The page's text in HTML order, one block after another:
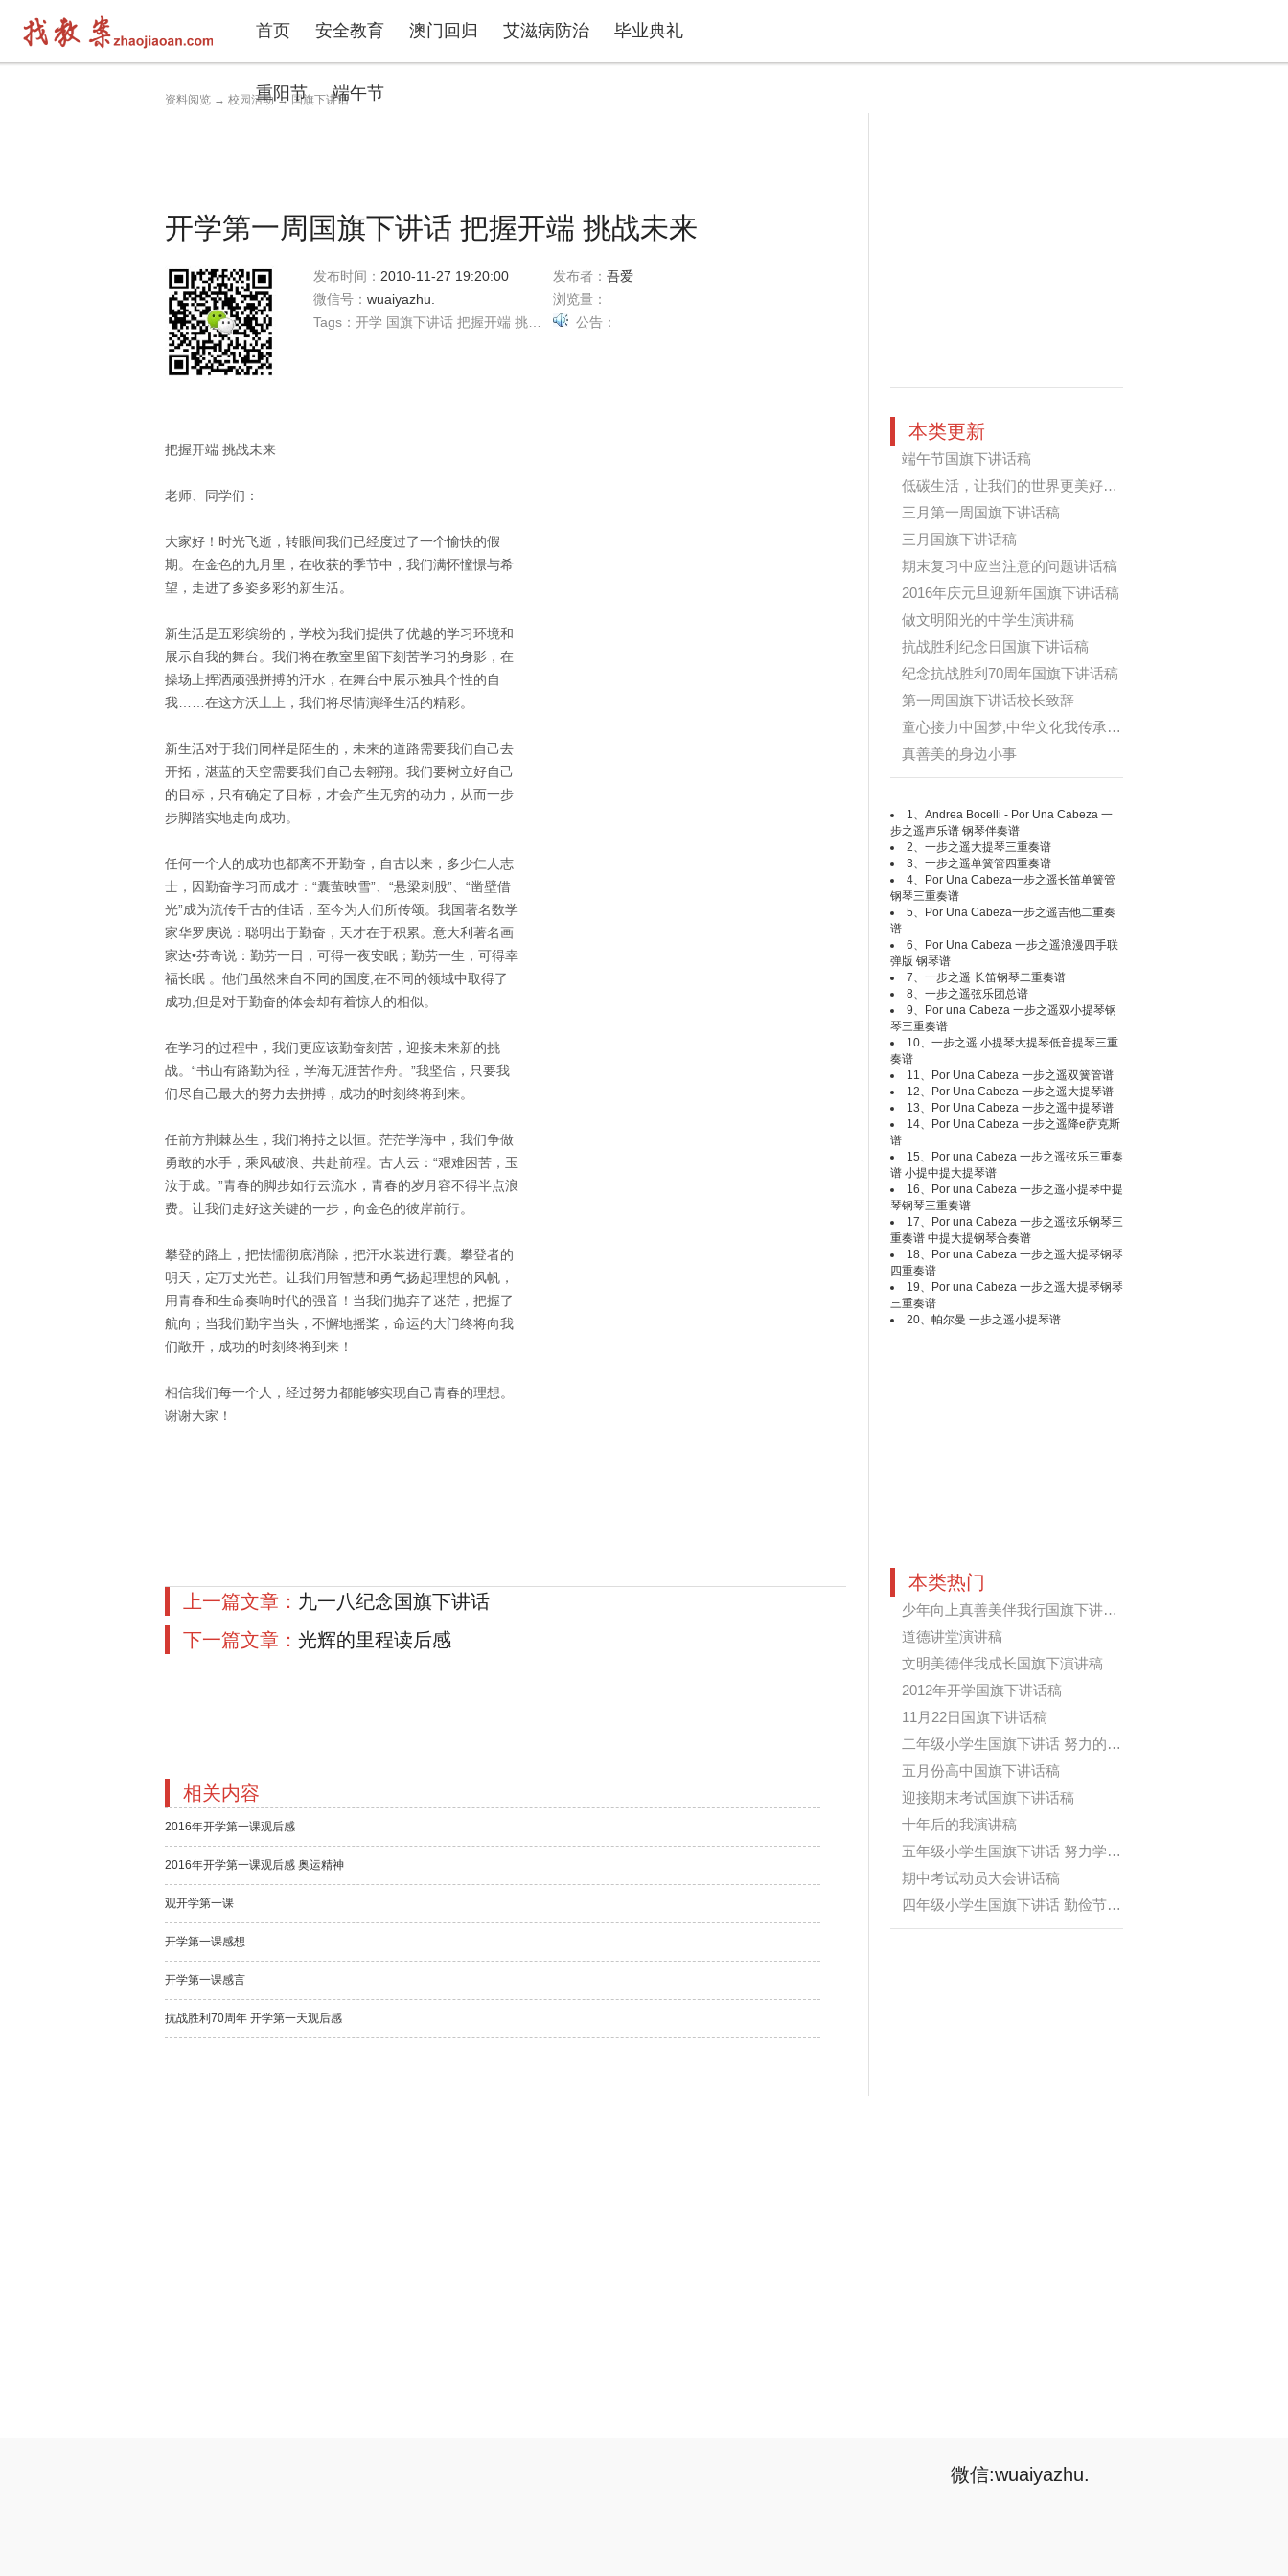
首页 安全教育 澳门回归 艾滋病防治 毕业典礼
重阳节 端午节
资料阅览 → 校园活动→ 国旗下讲话
开学第一周国旗下讲话 把握开端 挑战未来
发布时间： 2010-11-27 19:20:00 发布者： 吾爱
微信号： wuaiyazhu.
浏览量：
Tags： 开学 国旗下讲话 把握开端 挑战未来 公告：
把握开端 挑战未来
老师、同学们：
大家好！时光飞逝，转眼间我们已经度过了一个愉快的假
期。在金色的九月里，在收获的季节中，我们满怀憧憬与希
望，走进了多姿多彩的新生活。
新生活是五彩缤纷的，学校为我们提供了优越的学习环境和
展示自我的舞台。我们将在教室里留下刻苦学习的身影，在
操场上挥洒顽强拼搏的汗水，在舞台中展示独具个性的自
我……在这方沃土上，我们将尽情演绎生活的精彩。
新生活对于我们同样是陌生的，未来的道路需要我们自己去
开拓，湛蓝的天空需要我们自己去翱翔。我们要树立好自己
的目标，只有确定了目标，才会产生无穷的动力，从而一步
步脚踏实地走向成功。
任何一个人的成功也都离不开勤奋，自古以来，多少仁人志
士，因勤奋学习而成才：“囊萤映雪”、“悬梁刺股”、“凿壁借
光”成为流传千古的佳话，至今为人们所传颂。我国著名数学
家华罗庚说：聪明出于勤奋，天才在于积累。意大利著名画
家达•芬奇说：勤劳一日，可得一夜安眠；勤劳一生，可得幸
福长眠 。他们虽然来自不同的国度,在不同的领域中取得了
成功,但是对于勤奋的体会却有着惊人的相似。
在学习的过程中，我们更应该勤奋刻苦，迎接未来新的挑
战。“书山有路勤为径，学海无涯苦作舟。”我坚信，只要我
们尽自己最大的努力去拼搏，成功的时刻终将到来。
任前方荆棘丛生，我们将持之以恒。茫茫学海中，我们争做
勇敢的水手，乘风破浪、共赴前程。古人云：“艰难困苦，玉
汝于成。”青春的脚步如行云流水，青春的岁月容不得半点浪
费。让我们走好这关键的一步，向金色的彼岸前行。
攀登的路上，把怯懦彻底消除，把汗水装进行囊。攀登者的
明天，定万丈光芒。让我们用智慧和勇气扬起理想的风帆，
用青春和生命奏响时代的强音！当我们抛弃了迷茫，把握了
航向；当我们勤字当头，不懈地摇桨，命运的大门终将向我
们敞开，成功的时刻终将到来！
相信我们每一个人，经过努力都能够实现自己青春的理想。
谢谢大家！
上一篇文章： 九一八纪念国旗下讲话
下一篇文章： 光辉的里程读后感
相关内容
2016年开学第一课观后感
2016年开学第一课观后感 奥运精神
观开学第一课
开学第一课感想
开学第一课感言
抗战胜利70周年 开学第一天观后感
本类更新
端午节国旗下讲话稿
低碳生活，让我们的世界更美好国旗...
三月第一周国旗下讲话稿
三月国旗下讲话稿
期末复习中应当注意的问题讲话稿
2016年庆元旦迎新年国旗下讲话稿
做文明阳光的中学生演讲稿
抗战胜利纪念日国旗下讲话稿
纪念抗战胜利70周年国旗下讲话稿
第一周国旗下讲话校长致辞
童心接力中国梦,中华文化我传承国旗...
真善美的身边小事
1、 Andrea Bocelli - Por Una Cabeza 一
步之遥声乐谱 钢琴伴奏谱
2、 一步之遥大提琴三重奏谱
3、 一步之遥单簧管四重奏谱
4、
Por Una Cabeza一步之遥长笛单簧管
钢琴三重奏谱
5、
Por Una Cabeza一步之遥吉他二重奏
谱
6、
Por Una Cabeza 一步之遥浪漫四手联
弹版 钢琴谱
7、 一步之遥 长笛钢琴二重奏谱
8、 一步之遥弦乐团总谱
9、
Por una Cabeza 一步之遥双小提琴钢
琴三重奏谱
10、 一步之遥 小提琴大提琴低音提琴三重
奏谱
11、
Por Una Cabeza 一步之遥双簧管谱
12、
Por Una Cabeza 一步之遥大提琴谱
13、
Por Una Cabeza 一步之遥中提琴谱
14、
Por Una Cabeza 一步之遥降e萨克斯
谱
15、
Por una Cabeza 一步之遥弦乐三重奏
谱 小提中提大提琴谱
16、
Por una Cabeza 一步之遥小提琴中提
琴钢琴三重奏谱
17、
Por una Cabeza 一步之遥弦乐钢琴三
重奏谱 中提大提钢琴合奏谱
18、
Por una Cabeza 一步之遥大提琴钢琴
四重奏谱
19、
Por una Cabeza 一步之遥大提琴钢琴
三重奏谱
20、 帕尔曼 一步之遥小提琴谱
本类热门
少年向上真善美伴我行国旗下讲话稿...
道德讲堂演讲稿
文明美德伴我成长国旗下演讲稿
2012年开学国旗下讲话稿
11月22日国旗下讲话稿
二年级小学生国旗下讲话 努力的你最...
五月份高中国旗下讲话稿
迎接期末考试国旗下讲话稿
十年后的我演讲稿
五年级小学生国旗下讲话 努力学习，...
期中考试动员大会讲话稿
四年级小学生国旗下讲话 勤俭节约是...
微信:wuaiyazhu.